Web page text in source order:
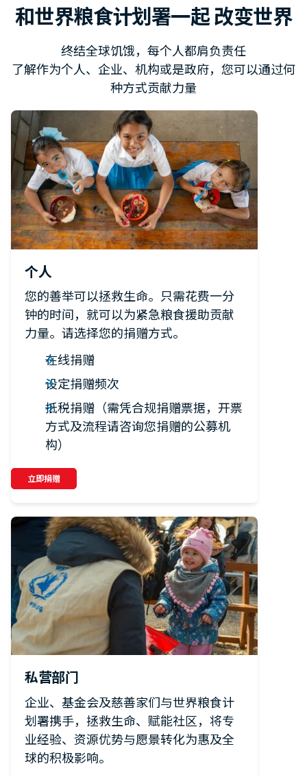
和世界粮食计划署一起 改变世界
终结全球饥饿，每个人都肩负责任
了解作为个人、企业、机构或是政府，您可以通过何
种方式贡献力量
个人
您的善举可以拯救生命。只需花费一分
钟的时间，就可以为紧急粮食援助贡献
力量。请选择您的捐赠方式。
在线捐赠
设定捐赠频次
抵税捐赠（需凭合规捐赠票据，开票
方式及流程请咨询您捐赠的公募机
构）
立即捐赠
私营部门
企业、基金会及慈善家们与世界粮食计
划署携手，拯救生命、赋能社区，将专
业经验、资源优势与愿景转化为惠及全
球的积极影响。